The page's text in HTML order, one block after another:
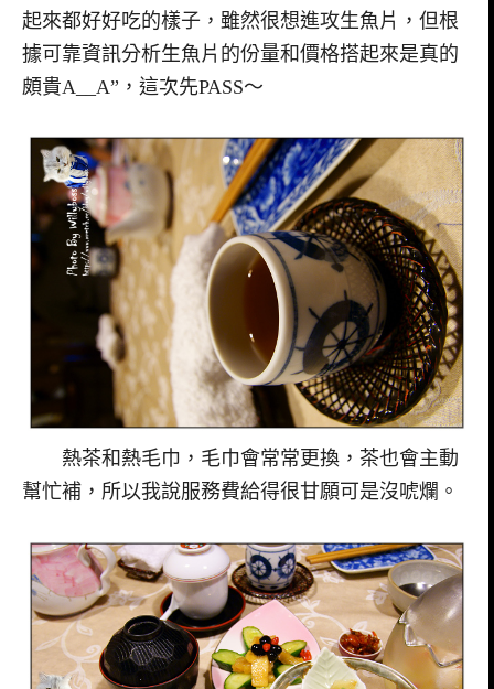
起來都好好吃的樣子，雖然很想進攻生魚片，但根
據可靠資訊分析生魚片的份量和價格搭起來是真的
頗貴A__A”，這次先PASS～
熱茶和熱毛巾，毛巾會常常更換，茶也會主動
幫忙補，所以我說服務費給得很甘願可是沒唬爛。